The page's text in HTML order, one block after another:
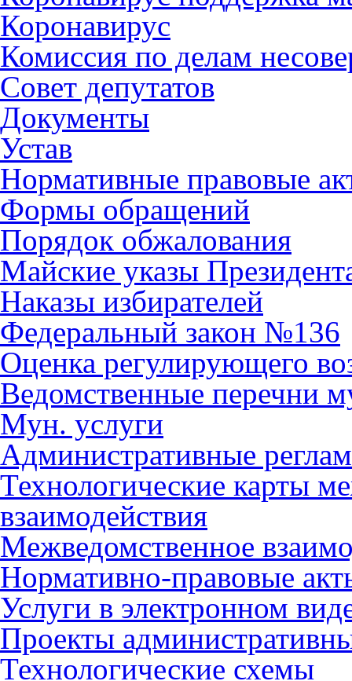
Коронавирус
Комиссия по делам
Совет депутатов
Документы
Устав
Нормативные правовые
Формы обращений
Порядок обжалования
Майские указы
Наказы избирателей
Федеральный закон №136
Оценка регулирующего
Ведомственные перечни
Мун. услуги
Административные
Технологические карты
взаимодействия
Межведомственное
Нормативно-правовые
Услуги в электронном
Проекты
Технологические схемы